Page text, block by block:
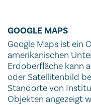
GOOGLE MAPS
Google Maps ist ein
amerikanischen
Erdoberfläche kann
oder Satellitenbild
Standorte von
Objekten angezeigt